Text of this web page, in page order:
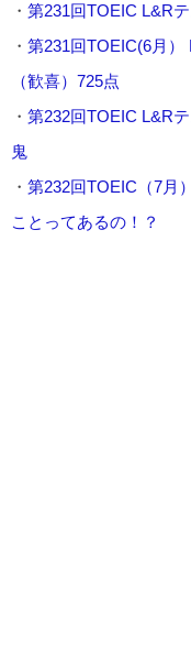
・ 第231回TOEIC L&R
・ 第231回TOEIC(6月
（歓喜）725点
・ 第232回TOEIC L&R
鬼
・ 第232回TOEIC（7月
ことってあるの！？